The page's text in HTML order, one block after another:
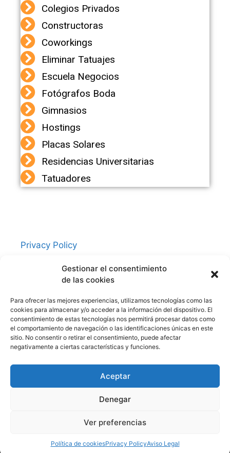
Gestionar el consentimiento
de las cookies
Para ofrecer las mejores experiencias, utilizamos tecnologías como las
cookies para almacenar y/o acceder a la información del dispositivo. El
consentimiento de estas tecnologías nos permitirá procesar datos como
el comportamiento de navegación o las identificaciones únicas en este
sitio. No consentir o retirar el consentimiento, puede afectar
negativamente a ciertas características y funciones.
Aceptar
Denegar
Ver preferencias
Política de cookiesPrivacy PolicyAviso Legal
Colegios Privados
Constructoras
Coworkings
Eliminar Tatuajes
Escuela Negocios
Fotógrafos Boda
Gimnasios
Hostings
Placas Solares
Residencias Universitarias
Tatuadores
Privacy Policy
Política de cookies (UE)
Redes Sociales
Directorio Zaragoza Global